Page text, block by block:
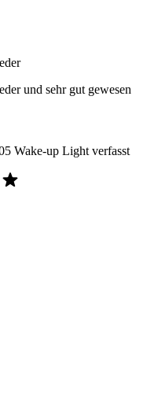
und sehr gut gewesen
Wake-up Light verfasst